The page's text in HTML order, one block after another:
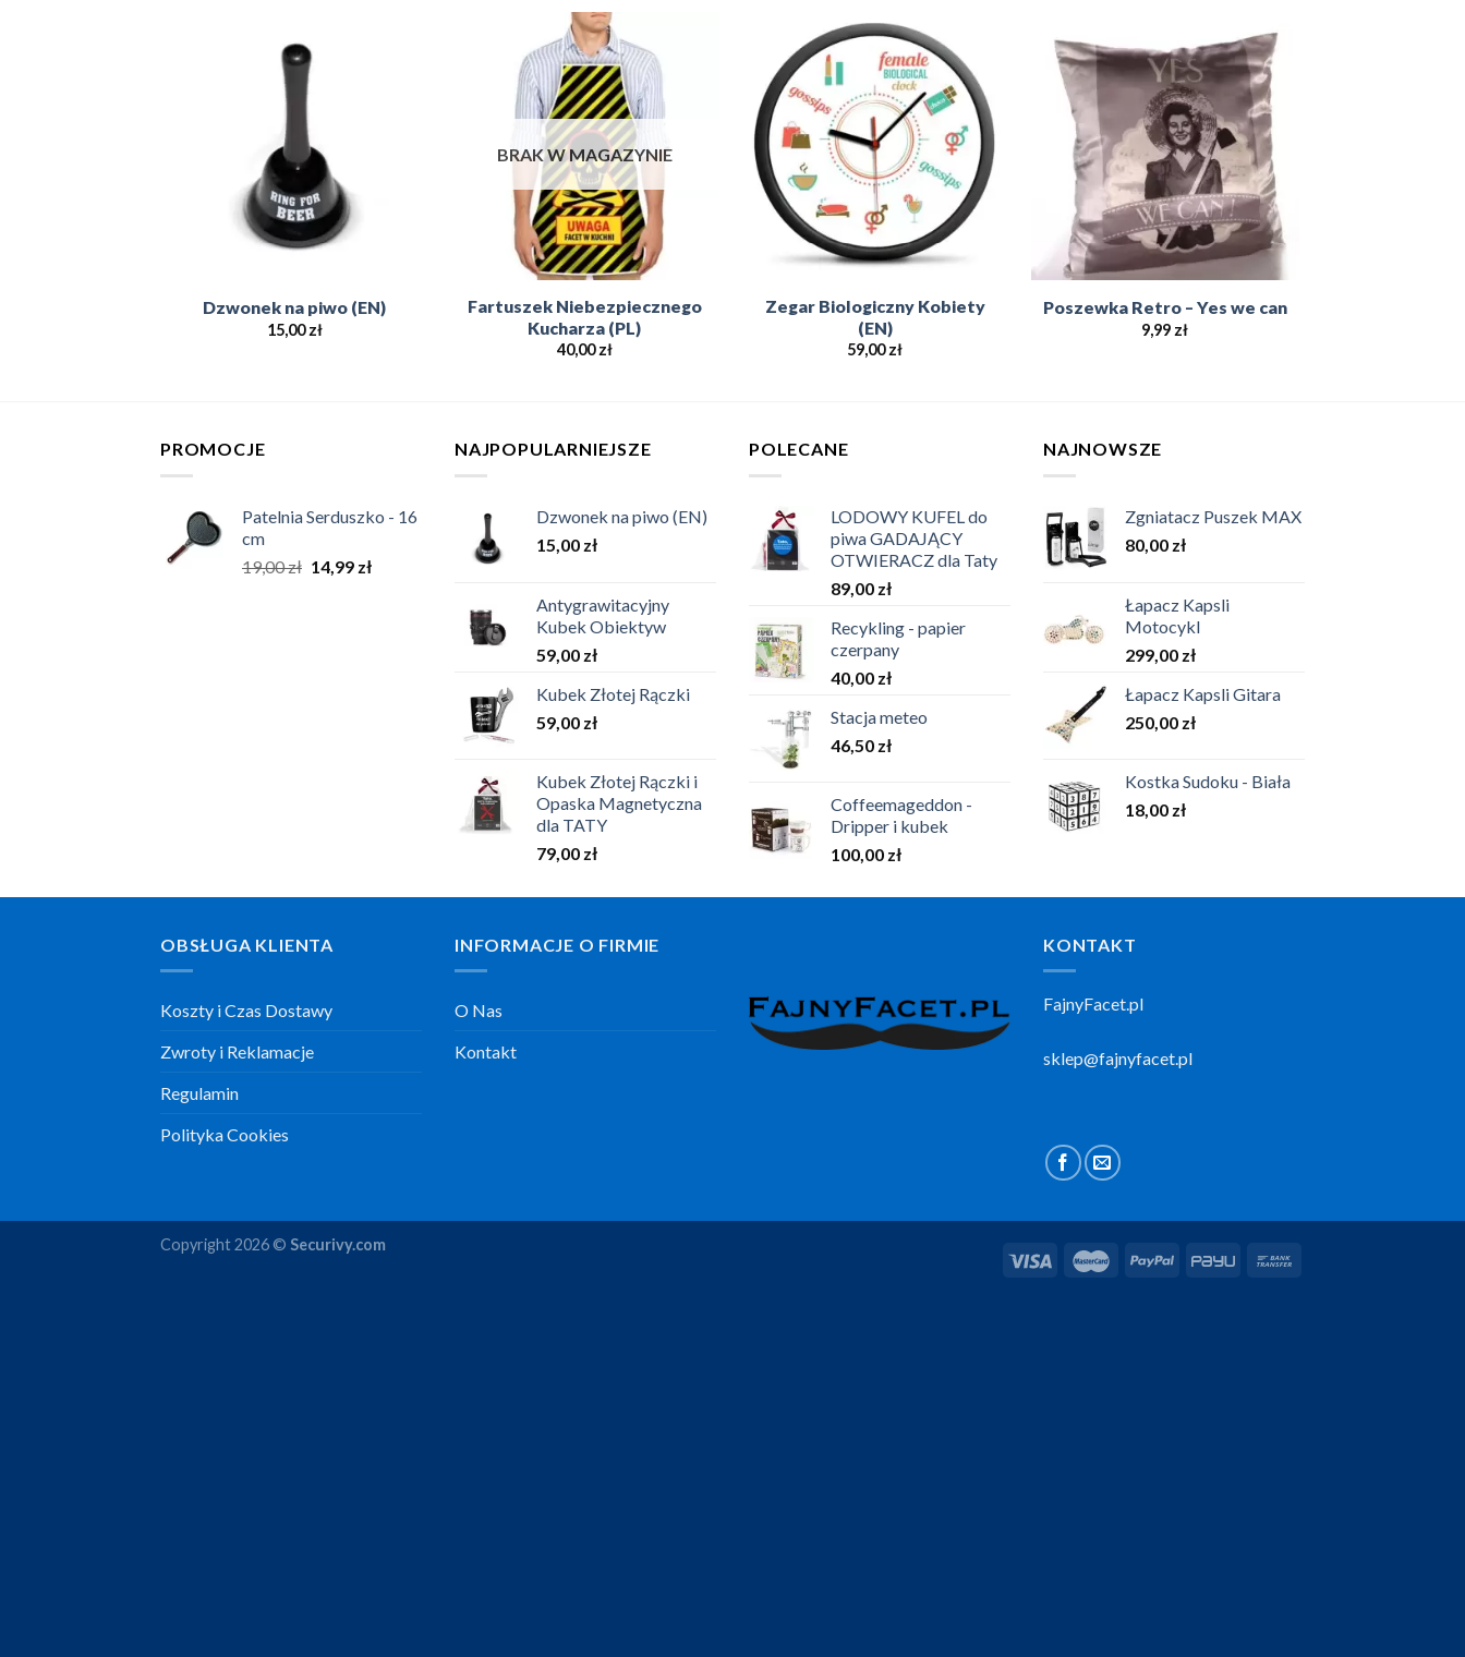
Dzwonek na piwo (EN)
15,00zł
Add to
BRAK W MAGAZYNIE
Fartuszek Niebezpiecznego
Kucharza (PL)
40,00zł
Add to
Wishlist
Zegar Biologiczny Kobiety
(EN)
59,00zł
Add to
Wishlist
Poszewka Retro – Yes we can
9,99 zł
PROMOCJE
Patelnia Serduszko - 16
cm
19,00zł 14,99 zł
NAJPOPULARNIEJSZE
Dzwonek na piwo (EN)
15,00 zł
Antygrawitacyjny
Kubek Obiektyw
59,00 zł
Kubek Złotej Rączki
59,00 zł
Kubek Złotej Rączki i
Opaska Magnetyczna
dla TATY
79,00 zł
POLECANE
LODOWY KUFEL do
piwa GADAJĄCY
OTWIERACZ dla Taty
89,00 zł
Recykling - papier
czerpany
40,00 zł
Stacja meteo
46,50 zł
Coffeemageddon -
Dripper i kubek
100,00 zł
NAJNOWSZE
Zgniatacz Puszek MAX
80,00 zł
Łapacz Kapsli
Motocykl
299,00 zł
Łapacz Kapsli Gitara
250,00 zł
Kostka Sudoku - Biała
18,00 zł
OBSŁUGA KLIENTA
Koszty i Czas Dostawy
Zwroty i Reklamacje
Regulamin
Polityka Cookies
INFORMACJE O FIRMIE
O Nas
Kontakt
KONTAKT
FajnyFacet.pl
sklep@fajnyfacet.pl
Copyright 2026 © Securivy.com